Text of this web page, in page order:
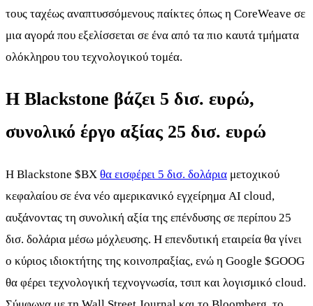
τους ταχέως αναπτυσσόμενους παίκτες όπως η CoreWeave σε
μια αγορά που εξελίσσεται σε ένα από τα πιο καυτά τμήματα
ολόκληρου του τεχνολογικού τομέα.
Η Blackstone βάζει 5 δισ. ευρώ,
συνολικό έργο αξίας 25 δισ. ευρώ
Η Blackstone $BX θα εισφέρει 5 δισ. δολάρια μετοχικού
κεφαλαίου σε ένα νέο αμερικανικό εγχείρημα AI cloud,
αυξάνοντας τη συνολική αξία της επένδυσης σε περίπου 25
δισ. δολάρια μέσω μόχλευσης. Η επενδυτική εταιρεία θα γίνει
ο κύριος ιδιοκτήτης της κοινοπραξίας, ενώ η Google $GOOG
θα φέρει τεχνολογική τεχνογνωσία, τσιπ και λογισμικό cloud.